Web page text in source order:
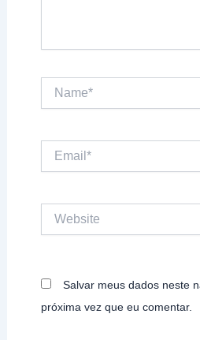
Name*
Email*
Salvar meus dados neste
próxima vez que eu comentar.